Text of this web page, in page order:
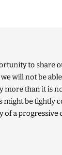
to share
will not be
more than it is
might be tightly
of a progressive